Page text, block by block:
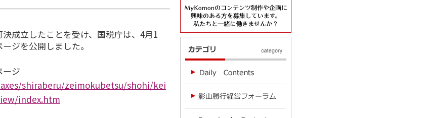
成立したことを受け、国税庁は、4月1
ジを公開しました。
ジ
shiraberu/zeimokubetsu/shohi/kei
index.htm